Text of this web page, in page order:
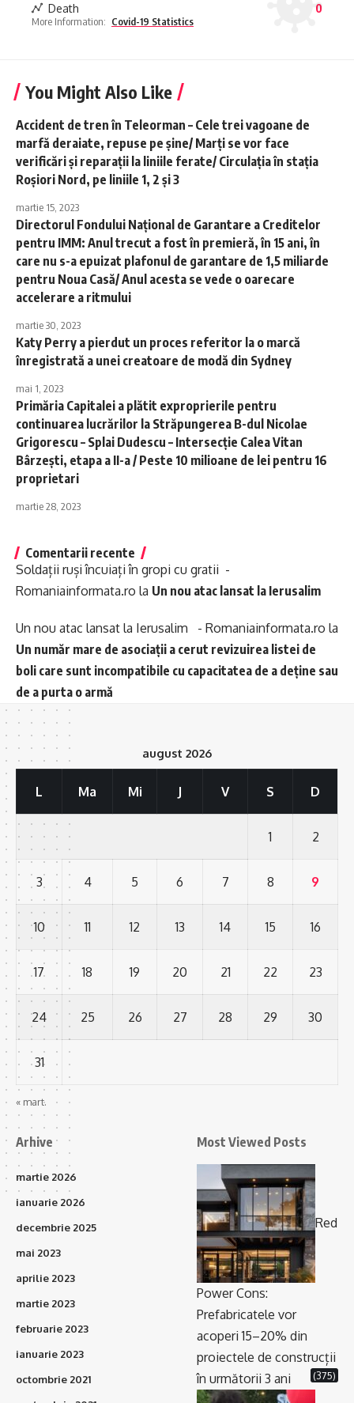
Death
0
More Information: Covid-19 Statistics
You Might Also Like
Accident de tren în Teleorman – Cele trei vagoane de
marfă deraiate, repuse pe şine/ Marţi se vor face
verificări şi reparaţii la liniile ferate/ Circulaţia în staţia
Roşiori Nord, pe liniile 1, 2 şi 3
martie 15, 2023
Directorul Fondului Naţional de Garantare a Creditelor
pentru IMM: Anul trecut a fost în premieră, în 15 ani, în
care nu s-a epuizat plafonul de garantare de 1,5 miliarde
pentru Noua Casă/ Anul acesta se vede o oarecare
accelerare a ritmului
martie 30, 2023
Katy Perry a pierdut un proces referitor la o marcă
înregistrată a unei creatoare de modă din Sydney
mai 1, 2023
Primăria Capitalei a plătit exproprierile pentru
continuarea lucrărilor la Străpungerea B-dul Nicolae
Grigorescu – Splai Dudescu – Intersecţie Calea Vitan
Bârzeşti, etapa a II-a / Peste 10 milioane de lei pentru 16
proprietari
martie 28, 2023
Comentarii recente
Soldații ruși încuiați în gropi cu gratii -
Romaniainformata.ro la Un nou atac lansat la Ierusalim
Un nou atac lansat la Ierusalim - Romaniainformata.ro la
Un număr mare de asociații a cerut revizuirea listei de
boli care sunt incompatibile cu capacitatea de a deține sau
de a purta o armă
august 2026
L Ma Mi J V S D
1 2
3 4 5 6 7 8 9
10 11 12 13 14 15 16
17 18 19 20 21 22 23
24 25 26 27 28 29 30
31
« mart.
Arhive
martie 2026
ianuarie 2026
decembrie 2025
mai 2023
aprilie 2023
martie 2023
februarie 2023
ianuarie 2023
octombrie 2021
Most Viewed Posts
Red
Power Cons:
Prefabricatele vor
acoperi 15–20% din
proiectele de construcții
în următorii 3 ani
(375)